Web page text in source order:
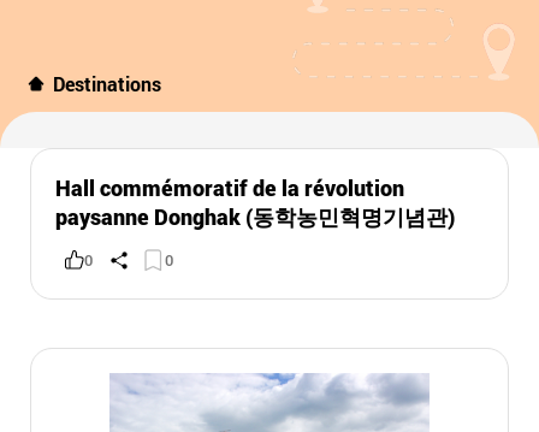
Destinations
Hall commémoratif de la révolution
paysanne Donghak (동학농민혁명기념관)
0 0